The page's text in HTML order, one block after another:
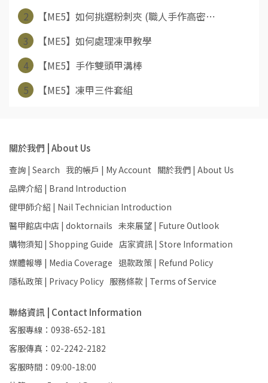
2
【ME5】如何挑選粉刺夾 (職人手作高密⋯
3
【ME5】如何處理凍甲教學
4
【ME5】手作雙頭甲溝棒
5
【ME5】凍甲三件套組
關於我們 | About Us
查詢 | Search 我的帳戶 | My Account 關於我們 | About Us
品牌介紹 | Brand Introduction
健甲師介紹 | Nail Technician Introduction
醫甲館店中店 | doktornails 未來展望 | Future Outlook
購物須知 | Shopping Guide 店家資訊 | Store Information
媒體報導 | Media Coverage 退款政策 | Refund Policy
隱私政策 | Privacy Policy 服務條款 | Terms of Service
聯絡資訊 | Contact Information
客服專線：0938-652-181
客服傳真：02-2242-2182
客服時間：09:00-18:00